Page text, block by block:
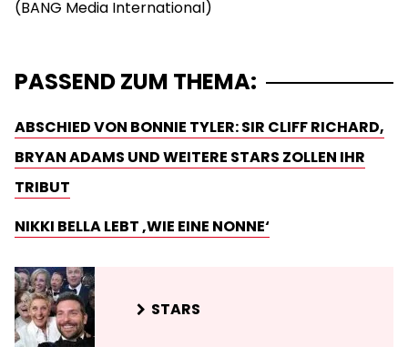
PASSEND ZUM THEMA:
ABSCHIED VON BONNIE TYLER: SIR CLIFF RICHARD,
BRYAN ADAMS UND WEITERE STARS ZOLLEN IHR
TRIBUT
NIKKI BELLA LEBT ‚WIE EINE NONNE‘
STARS